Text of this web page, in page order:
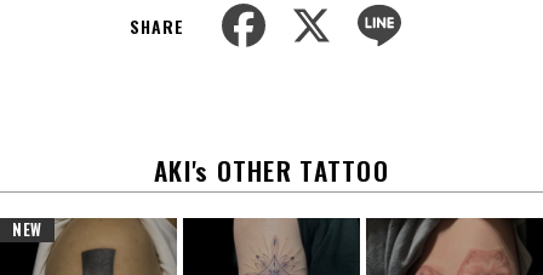
SHARE
AKI's OTHER TATTOO
NEW